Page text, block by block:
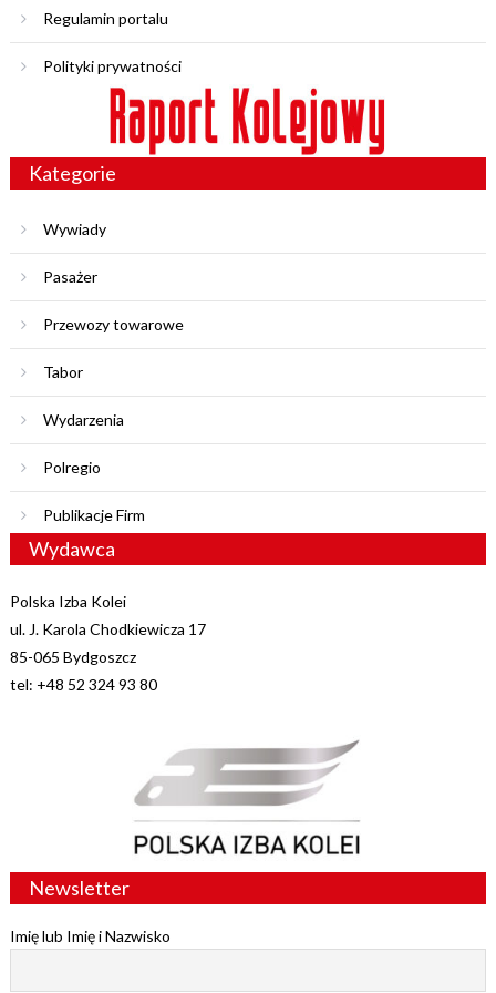
Regulamin portalu
Polityki prywatności
Kategorie
Wywiady
Pasażer
Przewozy towarowe
Tabor
Wydarzenia
Polregio
Publikacje Firm
Wydawca
Polska Izba Kolei
ul. J. Karola Chodkiewicza 17
85-065 Bydgoszcz
tel: +48 52 324 93 80
Newsletter
Imię lub Imię i Nazwisko